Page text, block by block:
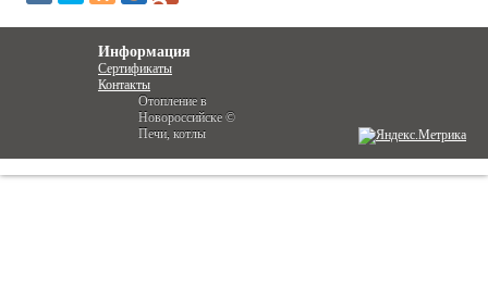
Информация
Сертификаты
Контакты
Отопление в
Новороссийске ©
Печи, котлы